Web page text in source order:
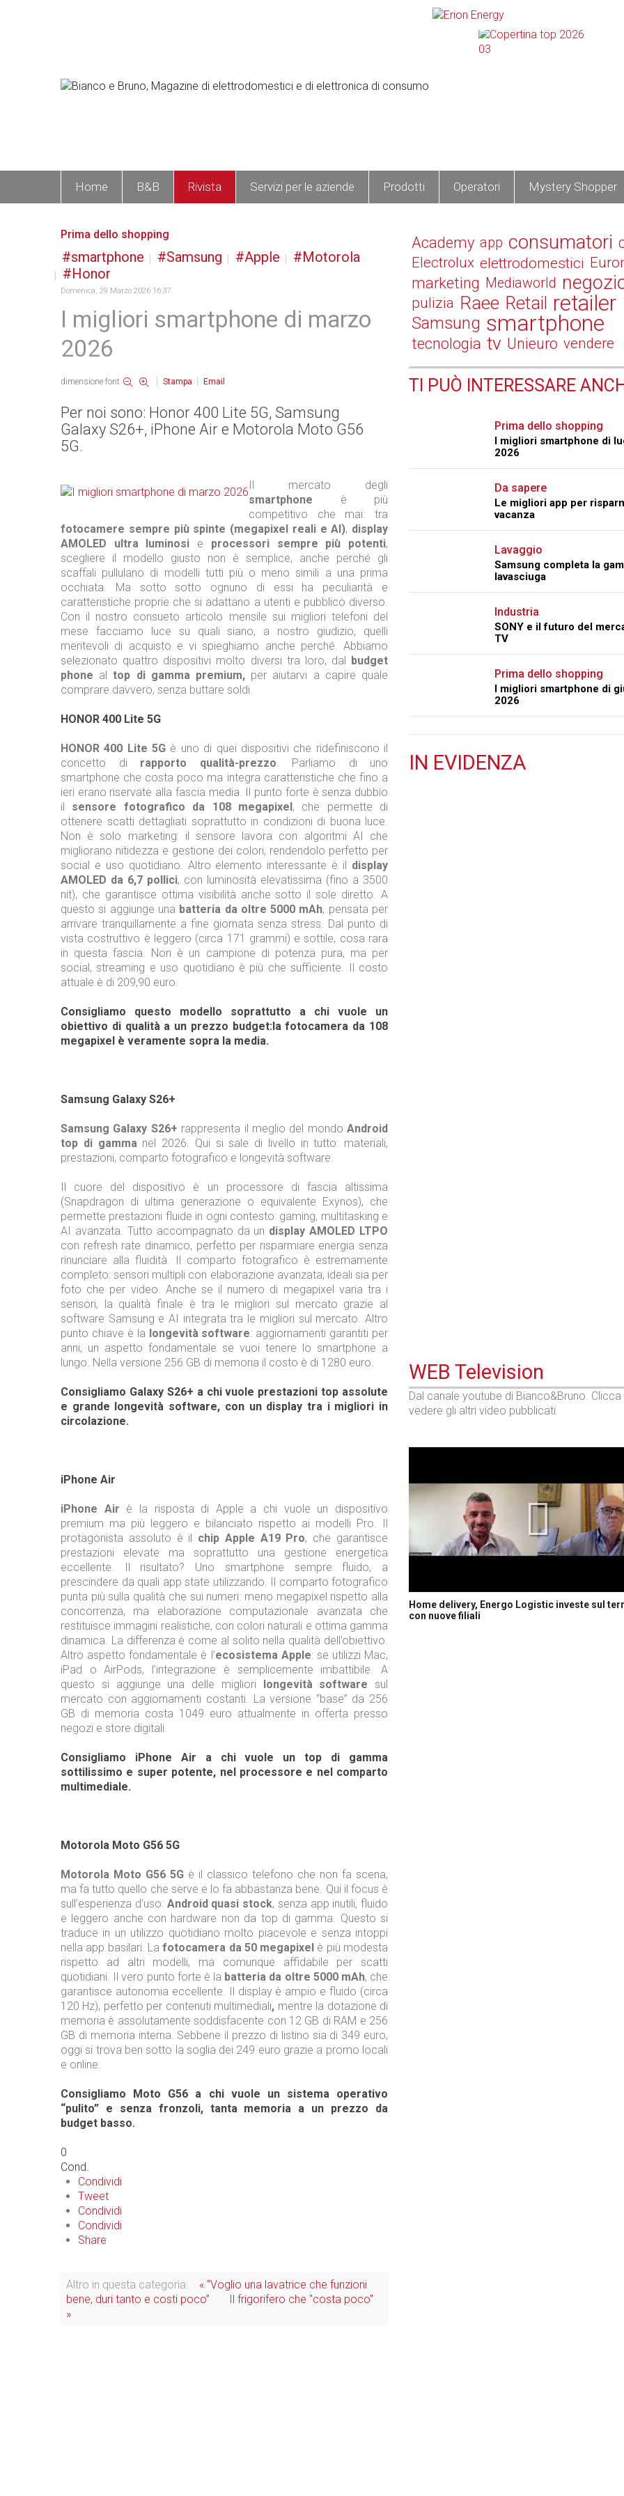
Home B&B Rivista Servizi per le aziende Prodotti Operatori Mystery Shopper
Prima dello shopping
smartphone Samsung Apple
Motorola
Honor
Domenica, 29 Marzo 2026 16:37
I migliori smartphone di marzo
2026
dimensione font Stampa Email
Per noi sono: Honor 400 Lite 5G, Samsung
Galaxy S26+, iPhone Air e Motorola Moto G56
5G.
Il mercato degli
smartphone è più
competitivo che mai: tra
fotocamere sempre più spinte (megapixel reali e AI), display
AMOLED ultra luminosi e processori sempre più potenti,
scegliere il modello giusto non è semplice, anche perché gli
scaffali pullulano di modelli tutti più o meno simili a una prima
occhiata. Ma sotto sotto ognuno di essi ha peculiarità e
caratteristiche proprie che si adattano a utenti e pubblico diverso.
Con il nostro consueto articolo mensile sui migliori telefoni del
mese facciamo luce su quali siano, a nostro giudizio, quelli
meritevoli di acquisto e vi spieghiamo anche perché. Abbiamo
selezionato quattro dispositivi molto diversi tra loro, dal
budget
phone altop di gamma premium, per aiutarvi a capire quale
comprare davvero, senza buttare soldi.
HONOR 400 Lite 5G
HONOR 400 Lite 5G è uno di quei dispositivi che ridefiniscono il
concetto di rapporto qualità-prezzo. Parliamo di uno
smartphone che costa poco ma integra caratteristiche che fino a
ieri erano riservate alla fascia media. Il punto forte è senza dubbio
il sensore fotografico da 108 megapixel , che permette di
ottenere scatti dettagliati soprattutto in condizioni di buona luce.
Non è solo marketing: il sensore lavora con algoritmi AI che
migliorano nitidezza e gestione dei colori, rendendolo perfetto per
social e uso quotidiano. Altro elemento interessante è il display
AMOLED da 6,7 pollici, con luminosità elevatissima (fino a 3500
nit), che garantisce ottima visibilità anche sotto il sole diretto. A
questo si aggiunge una batteria da oltre 5000 mAh, pensata per
arrivare tranquillamente a fine giornata senza stress. Dal punto di
vista costruttivo è leggero (circa 171 grammi) e sottile, cosa rara
in questa fascia. Non è un campione di potenza pura, ma per
social, streaming e uso quotidiano è più che sufficiente. Il costo
attuale è di 209,90 euro.
Consigliamo questo modello soprattutto a chi vuole un
obiettivo di qualità a un prezzo budget:la fotocamera da 108
megapixel è veramente sopra la media.
Samsung Galaxy S26+
Samsung Galaxy S26+ rappresenta il meglio del mondo Android
top di gammanel 2026. Qui si sale di livello in tutto: materiali,
prestazioni, comparto fotografico e longevità software.
Il cuore del dispositivo è un processore di fascia altissima
(Snapdragon di ultima generazione o equivalente Exynos), che
permette prestazioni fluide in ogni contesto: gaming, multitasking e
AI avanzata. Tutto accompagnato da un display AMOLED LTPO
con refresh rate dinamico, perfetto per risparmiare energia senza
rinunciare alla fluidità. Il comparto fotografico è estremamente
completo: sensori multipli con elaborazione avanzata, ideali sia per
foto che per video. Anche se il numero di megapixel varia tra i
sensori, la qualità finale è tra le migliori sul mercato grazie al
software Samsung e AI integrata tra le migliori sul mercato. Altro
punto chiave è la longevità software: aggiornamenti garantiti per
anni, un aspetto fondamentale se vuoi tenere lo smartphone a
lungo. Nella versione 256 GB di memoria il costo è di 1280 euro.
Consigliamo Galaxy S26+ a chi vuole prestazioni top assolute
e grande longevità software, con un display tra i migliori in
circolazione.
iPhone Air
iPhone Air è la risposta di Apple a chi vuole un dispositivo
premium ma più leggero e bilanciato rispetto ai modelli Pro. Il
protagonista assoluto è il chip Apple A19 Pro, che garantisce
prestazioni elevate ma soprattutto una gestione energetica
eccellente. Il risultato? Uno smartphone sempre fluido, a
prescindere da quali app state utilizzando. Il comparto fotografico
punta più sulla qualità che sui numeri: meno megapixel rispetto alla
concorrenza, ma elaborazione computazionale avanzata che
restituisce immagini realistiche, con colori naturali e ottima gamma
dinamica. La differenza è come al solito nella qualità dell’obiettivo.
Altro aspetto fondamentale è l’ecosistema Apple: se utilizzi Mac,
iPad o AirPods, l’integrazione è semplicemente imbattibile. A
questo si aggiunge una delle migliori
longevità software sul
mercato con aggiornamenti costanti. La versione “base” da 256
GB di memoria costa 1049 euro attualmente in offerta presso
negozi e store digitali.
Consigliamo iPhone Air a chi vuole un top di gamma
sottilissimo e super potente, nel processore e nel comparto
multimediale.
Motorola Moto G56 5G
Motorola Moto G56 5G è il classico telefono che non fa scena,
ma fa tutto quello che serve e lo fa abbastanza bene. Qui il focus è
sull’esperienza d’uso: Android quasi stock, senza app inutili, fluido
e leggero anche con hardware non da top di gamma. Questo si
traduce in un utilizzo quotidiano molto piacevole e senza intoppi
nella app basilari. Lafotocamera da 50 megapixel è più modesta
rispetto ad altri modelli, ma comunque affidabile per scatti
quotidiani. Il vero punto forte è la batteria da oltre 5000 mAh, che
garantisce autonomia eccellente. Il display è ampio e fluido (circa
120 Hz), perfetto per contenuti multimediali, mentre la dotazione di
memoria è assolutamente soddisfacente con 12 GB di RAM e 256
GB di memoria interna. Sebbene il prezzo di listino sia di 349 euro,
oggi si trova ben sotto la soglia dei 249 euro grazie a promo locali
e online.
Consigliamo Moto G56 a chi vuole un sistema operativo
“pulito” e senza fronzoli, tanta memoria a un prezzo da
budget basso.
0
Cond.
Condividi
Tweet
Condividi
Condividi
Share
Altro in questa categoria:
« “Voglio una lavatrice che funzioni
bene, duri tanto e costi poco”
Il frigorifero che "costa poco"
»
Academy app consumatori
Electrolux elettrodomestici
marketing Mediaworld
pulizia Raee Retail retailer
Samsung smartphone
tecnologia tv Unieuro vendere
TI PUÒ INTERESSARE
Prima dello shopping
I migliori smartphone di
2026
Da sapere
Le migliori app per
vacanza
Lavaggio
Samsung completa la
lavasciuga
Industria
SONY e il futuro del
TV
Prima dello shopping
I migliori smartphone di
2026
IN EVIDENZA
WEB Television
Dal canale youtube di Bianco&Bruno. Clicca
vedere gli altri video pubblicati.
Home delivery, Energo Logistic investe sul
con nuove filiali